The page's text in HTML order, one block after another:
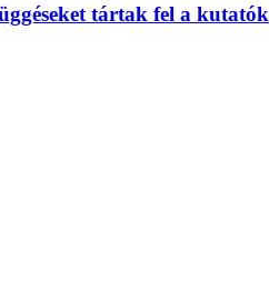
tártak fel a kutatók